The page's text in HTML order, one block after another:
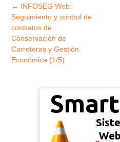
Explorar
entradas
← INFOSEG Web:
Seguimiento y control de
contratos de
Conservación de
Carreteras y Gestión
Económica (1/5)